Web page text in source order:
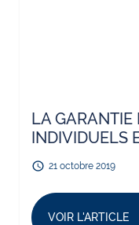
LA GARANTIE
INDIVIDUELS
21 octobre 2019
VOIR L'ARTICLE